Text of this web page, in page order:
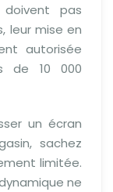
pas
leur mise en
autorisée
de 10 000
un écran
sachez
limitée.
ne